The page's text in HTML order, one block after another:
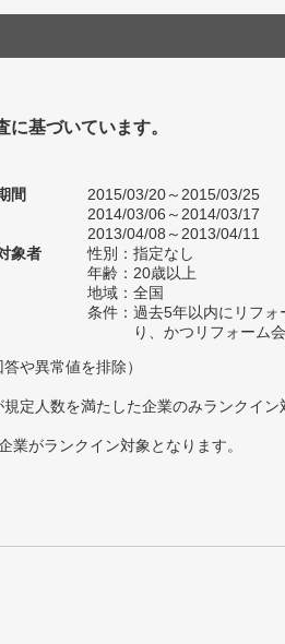
基づいています。
間
2015/03/20～2015/03/25
2014/03/06～2014/03/17
2013/04/08～2013/04/11
象者
性別：指定なし
年齢：20歳以上
地域：全国
条件：過去5年以内にリフ
り、かつリフォーム
や異常値を排除）
定人数を満たした企業のみランクイ
がランクイン対象となります。